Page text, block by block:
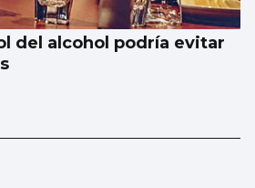
del alcohol podría evitar